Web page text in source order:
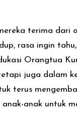
terima dari
rasa ingin
Orangtua
juga dalam
terus
anak untuk